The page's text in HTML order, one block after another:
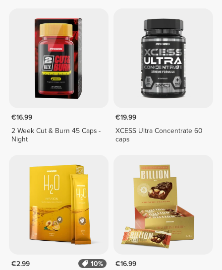
€16.99
2 Week Cut & Burn 45 Caps -
Night
€19.99
XCESS Ultra Concentrate 60
caps
€2.99
10%
€16.99